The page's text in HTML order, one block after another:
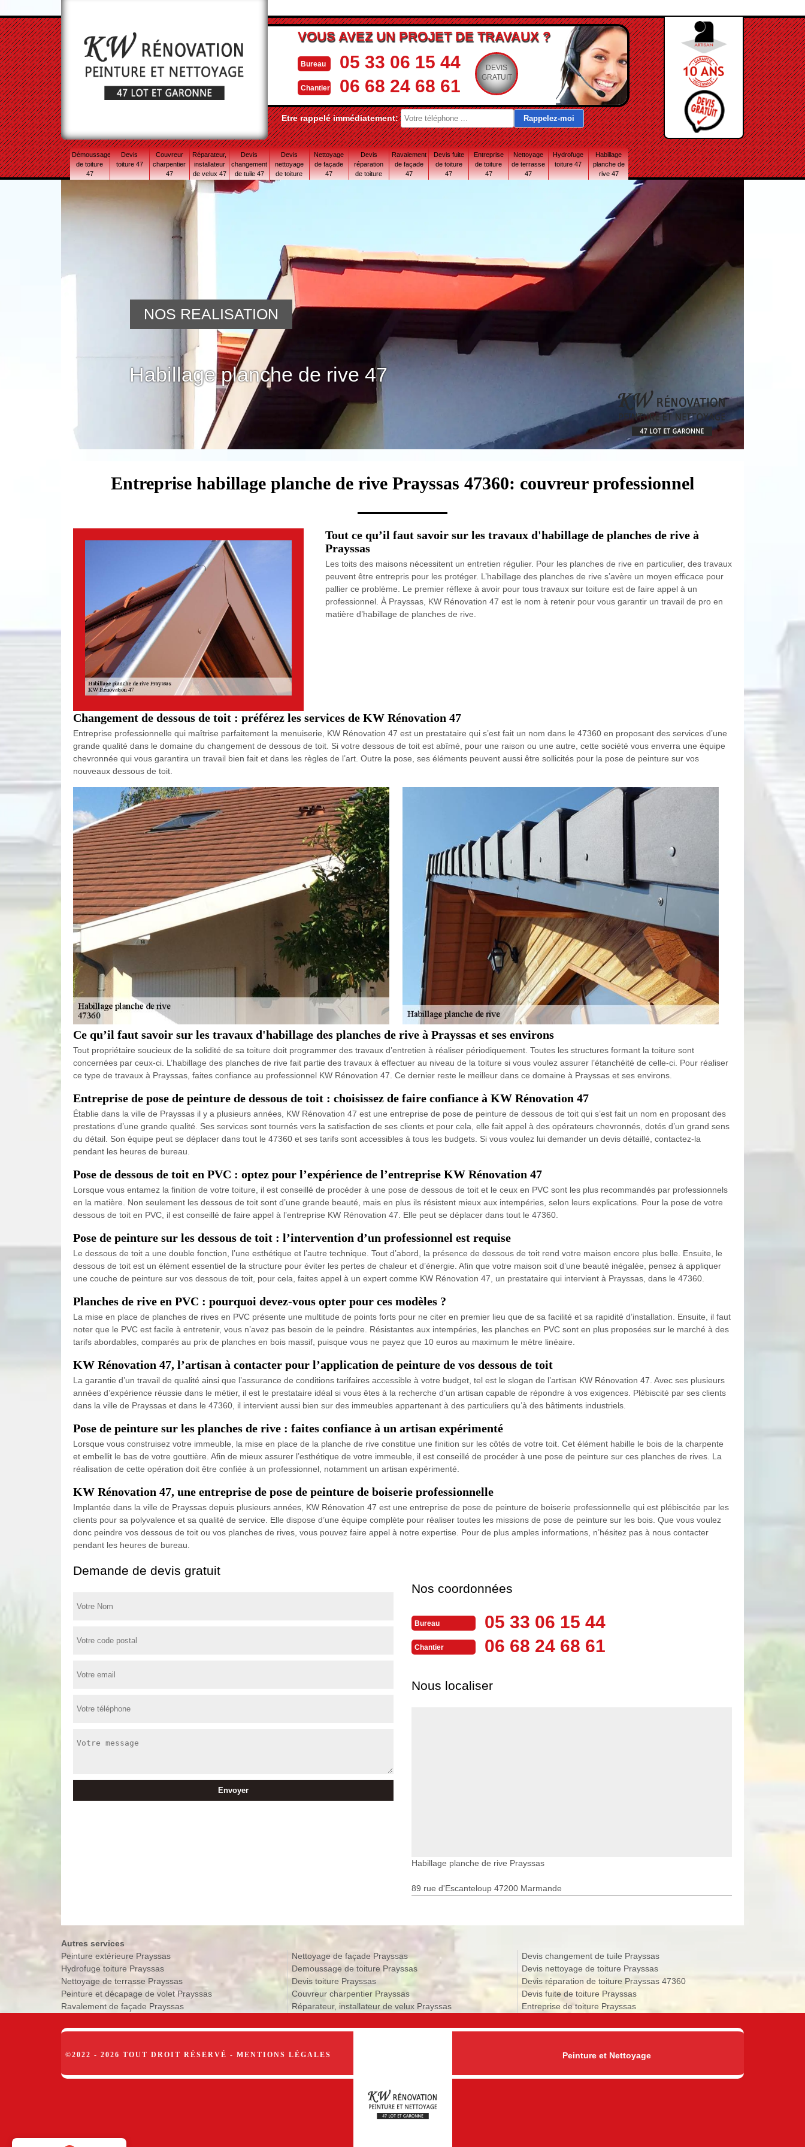
VOUS AVEZ UN PROJET DE TRAVAUX ?
Bureau 05 33 06 15 44
Chantier 06 68 24 68 61
DEVIS
GRATUIT
Etre rappelé immédiatement:
Démoussage
de toiture
47
Devis
toiture 47
Couvreur
charpentier
47
Réparateur,
installateur
de velux 47
Devis
changement
de tuile 47
Devis
nettoyage
de toiture
Nettoyage
de façade
47
Devis
réparation
de toiture
Ravalement
de façade
47
Devis fuite
de toiture
47
Entreprise
de toiture
47
Nettoyage
de terrasse
47
Hydrofuge
toiture 47
Habillage
planche de
rive 47
Habillage planche de rive 47
NOS REALISATION
Entreprise habillage planche de rive Prayssas 47360: couvreur professionnel
Tout ce qu’il faut savoir sur les travaux d'habillage de planches de rive à
Prayssas
Les toits des maisons nécessitent un entretien régulier. Pour les planches de rive en particulier, des travaux
peuvent être entrepris pour les protéger. L’habillage des planches de rive s’avère un moyen efficace pour
pallier ce problème. Le premier réflexe à avoir pour tous travaux sur toiture est de faire appel à un
professionnel. À Prayssas, KW Rénovation 47 est le nom à retenir pour vous garantir un travail de pro en
matière d’habillage de planches de rive.
Changement de dessous de toit : préférez les services de KW Rénovation 47
Entreprise professionnelle qui maîtrise parfaitement la menuiserie, KW Rénovation 47 est un prestataire qui s’est fait un nom dans le 47360 en proposant des services d’une
grande qualité dans le domaine du changement de dessous de toit. Si votre dessous de toit est abîmé, pour une raison ou une autre, cette société vous enverra une équipe
chevronnée qui vous garantira un travail bien fait et dans les règles de l’art. Outre la pose, ses éléments peuvent aussi être sollicités pour la pose de peinture sur vos
nouveaux dessous de toit.
Ce qu’il faut savoir sur les travaux d'habillage des planches de rive à Prayssas et ses environs
Tout propriétaire soucieux de la solidité de sa toiture doit programmer des travaux d’entretien à réaliser périodiquement. Toutes les structures formant la toiture sont
concernées par ceux-ci. L’habillage des planches de rive fait partie des travaux à effectuer au niveau de la toiture si vous voulez assurer l’étanchéité de celle-ci. Pour réaliser
ce type de travaux à Prayssas, faites confiance au professionnel KW Rénovation 47. Ce dernier reste le meilleur dans ce domaine à Prayssas et ses environs.
Entreprise de pose de peinture de dessous de toit : choisissez de faire confiance à KW Rénovation 47
Établie dans la ville de Prayssas il y a plusieurs années, KW Rénovation 47 est une entreprise de pose de peinture de dessous de toit qui s’est fait un nom en proposant des
prestations d’une grande qualité. Ses services sont tournés vers la satisfaction de ses clients et pour cela, elle fait appel à des opérateurs chevronnés, dotés d’un grand sens
du détail. Son équipe peut se déplacer dans tout le 47360 et ses tarifs sont accessibles à tous les budgets. Si vous voulez lui demander un devis détaillé, contactez-la
pendant les heures de bureau.
Pose de dessous de toit en PVC : optez pour l’expérience de l’entreprise KW Rénovation 47
Lorsque vous entamez la finition de votre toiture, il est conseillé de procéder à une pose de dessous de toit et le ceux en PVC sont les plus recommandés par professionnels
en la matière. Non seulement les dessous de toit sont d’une grande beauté, mais en plus ils résistent mieux aux intempéries, selon leurs explications. Pour la pose de votre
dessous de toit en PVC, il est conseillé de faire appel à l’entreprise KW Rénovation 47. Elle peut se déplacer dans tout le 47360.
Pose de peinture sur les dessous de toit : l’intervention d’un professionnel est requise
Le dessous de toit a une double fonction, l’une esthétique et l’autre technique. Tout d’abord, la présence de dessous de toit rend votre maison encore plus belle. Ensuite, le
dessous de toit est un élément essentiel de la structure pour éviter les pertes de chaleur et d’énergie. Afin que votre maison soit d’une beauté inégalée, pensez à appliquer
une couche de peinture sur vos dessous de toit, pour cela, faites appel à un expert comme KW Rénovation 47, un prestataire qui intervient à Prayssas, dans le 47360.
Planches de rive en PVC : pourquoi devez-vous opter pour ces modèles ?
La mise en place de planches de rives en PVC présente une multitude de points forts pour ne citer en premier lieu que de sa facilité et sa rapidité d’installation. Ensuite, il faut
noter que le PVC est facile à entretenir, vous n’avez pas besoin de le peindre. Résistantes aux intempéries, les planches en PVC sont en plus proposées sur le marché à des
tarifs abordables, comparés au prix de planches en bois massif, puisque vous ne payez que 10 euros au maximum le mètre linéaire.
KW Rénovation 47, l’artisan à contacter pour l’application de peinture de vos dessous de toit
La garantie d’un travail de qualité ainsi que l’assurance de conditions tarifaires accessible à votre budget, tel est le slogan de l’artisan KW Rénovation 47. Avec ses plusieurs
années d’expérience réussie dans le métier, il est le prestataire idéal si vous êtes à la recherche d’un artisan capable de répondre à vos exigences. Plébiscité par ses clients
dans la ville de Prayssas et dans le 47360, il intervient aussi bien sur des immeubles appartenant à des particuliers qu’à des bâtiments industriels.
Pose de peinture sur les planches de rive : faites confiance à un artisan expérimenté
Lorsque vous construisez votre immeuble, la mise en place de la planche de rive constitue une finition sur les côtés de votre toit. Cet élément habille le bois de la charpente
et embellit le bas de votre gouttière. Afin de mieux assurer l’esthétique de votre immeuble, il est conseillé de procéder à une pose de peinture sur ces planches de rives. La
réalisation de cette opération doit être confiée à un professionnel, notamment un artisan expérimenté.
KW Rénovation 47, une entreprise de pose de peinture de boiserie professionnelle
Implantée dans la ville de Prayssas depuis plusieurs années, KW Rénovation 47 est une entreprise de pose de peinture de boiserie professionnelle qui est plébiscitée par les
clients pour sa polyvalence et sa qualité de service. Elle dispose d’une équipe complète pour réaliser toutes les missions de pose de peinture sur les bois. Que vous voulez
donc peindre vos dessous de toit ou vos planches de rives, vous pouvez faire appel à notre expertise. Pour de plus amples informations, n’hésitez pas à nous contacter
pendant les heures de bureau.
Demande de devis gratuit
Nos coordonnées
Bureau 05 33 06 15 44
Chantier 06 68 24 68 61
Nous localiser
Habillage planche de rive Prayssas
89 rue d'Escanteloup 47200 Marmande
Autres services
Peinture extérieure Prayssas
Hydrofuge toiture Prayssas
Nettoyage de terrasse Prayssas
Peinture et décapage de volet Prayssas
Ravalement de façade Prayssas
Nettoyage de façade Prayssas
Demoussage de toiture Prayssas
Devis toiture Prayssas
Couvreur charpentier Prayssas
Réparateur, installateur de velux Prayssas
Devis changement de tuile Prayssas
Devis nettoyage de toiture Prayssas
Devis réparation de toiture Prayssas 47360
Devis fuite de toiture Prayssas
Entreprise de toiture Prayssas
©2022 - 2026 TOUT DROIT RÉSERVÉ - MENTIONS LÉGALES Peinture et Nettoyage